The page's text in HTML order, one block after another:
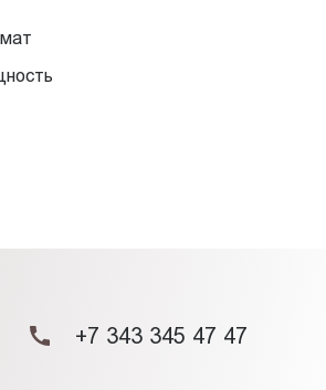
+7 343 345 47 47